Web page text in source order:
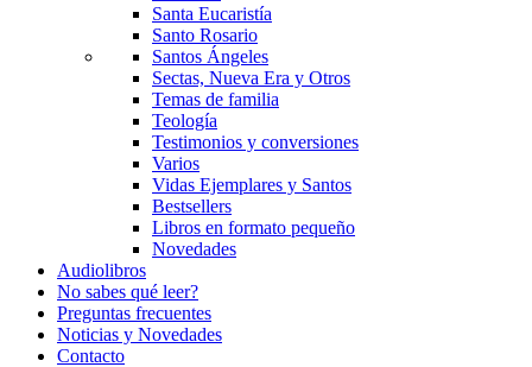
Santa Eucaristía
Santo Rosario
Santos Ángeles
Sectas, Nueva Era y Otros
Temas de familia
Teología
Testimonios y conversiones
Varios
Vidas Ejemplares y Santos
Bestsellers
Libros en formato pequeño
Novedades
Audiolibros
No sabes qué leer?
Preguntas frecuentes
Noticias y Novedades
Contacto